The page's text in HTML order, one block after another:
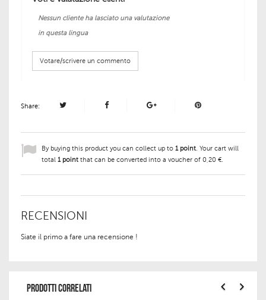
Nessun cliente ha lasciato una valutazione
in questa lingua
Votare/scrivere un commento
Share:
By buying this product you can collect up to 1point. Your cart will
total 1point that can be converted into a voucher of 0,20 €.
RECENSIONI
Siate il primo a fare una recensione !
PRODOTTI CORRELATI